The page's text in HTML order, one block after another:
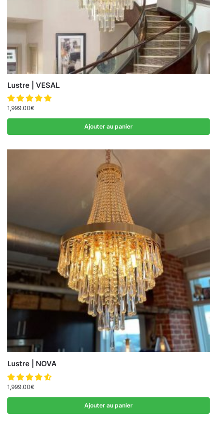
Lustre | VESAL
1,999.00€
Ajouter au panier
Lustre | NOVA
1,999.00€
Ajouter au panier